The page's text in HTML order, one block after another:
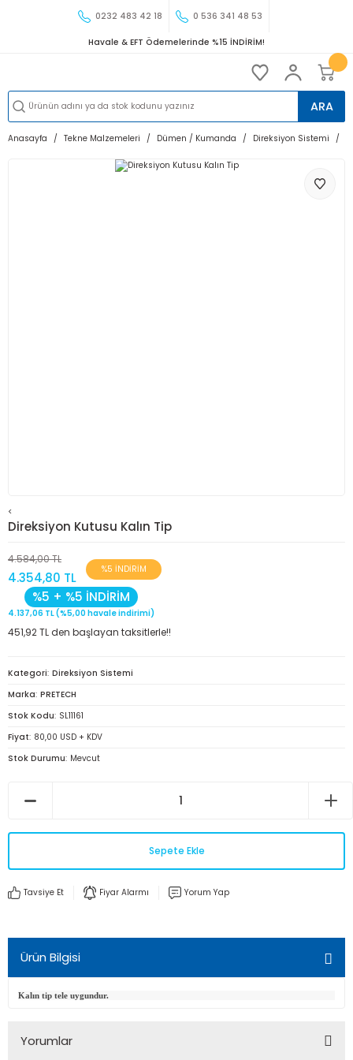
0232 483 42 18 0 536 341 48 53
Havale & EFT Ödemelerinde %15 İNDİRİM!
ARA
Anasayfa Tekne Malzemeleri Dümen / Kumanda Direksiyon Sistemi
<
Direksiyon Kutusu Kalın Tip
4.584,00 TL
4.354,80 TL
%5 İNDİRİM
%5 + %5 İNDİRİM
4.137,06 TL (%5,00 havale indirimi)
451,92 TL den başlayan taksitlerle!!
Kategori Direksiyon Sistemi
Marka PRETECH
Stok Kodu SL11161
Fiyat 80,00 USD + KDV
Stok Durumu Mevcut
Sepete Ekle
Tavsiye Et Fiyar Alarmı Yorum Yap
Ürün Bilgisi
Kalın tip tele uygundur.
Yorumlar